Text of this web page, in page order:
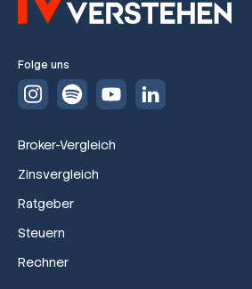
Folge uns
Broker-Vergleich
Zinsvergleich
Ratgeber
Steuern
Rechner